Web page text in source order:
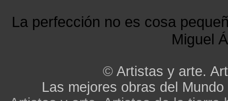
La perfección no es cosa
Miguel
© Artistas y arte.
Las mejores obras del Mundo